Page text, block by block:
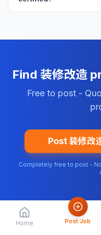
Find 装修改造
Free to post -
Post 装修
Completely free to post -
Home Post Job